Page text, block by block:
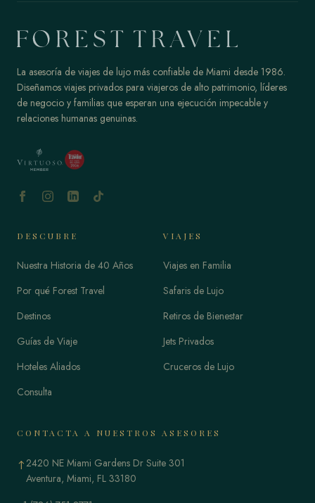
La asesoría de viajes de lujo más confiable de Miami desde 1986.
Diseñamos viajes privados para viajeros de alto patrimonio, líderes
de negocio y familias que esperan una ejecución impecable y
relaciones humanas genuinas.
DESCUBRE
Nuestra Historia de 40 Años
Por qué Forest Travel
Destinos
Guías de Viaje
Hoteles Aliados
Consulta
VIAJES
Viajes en Familia
Safaris de Lujo
Retiros de Bienestar
Jets Privados
Cruceros de Lujo
CONTACTA A NUESTROS ASESORES
↑2420 NE Miami Gardens Dr Suite 301
Aventura, Miami, FL 33180